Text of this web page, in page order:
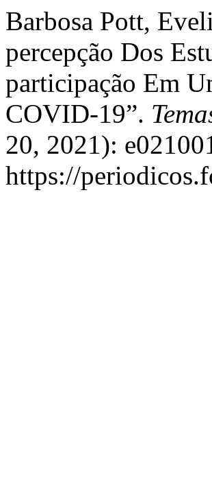
Barbosa Pott,
percepção Dos
participação Em
COVID-19”.
20, 2021):
https://